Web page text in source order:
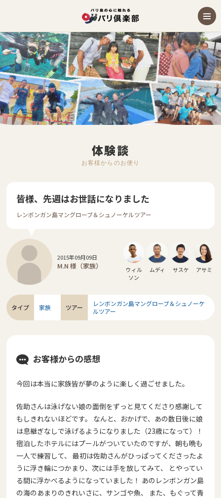
体験談
お客様からのお便り
皆様、先週はお世話になりました
レンボンガン島マングローブ＆シュノーケルツアー
2015年09月09日
M.N 様（家族）
ウィル
ソン
ムディ サスケ アサミ
タイプ 家族 ツアー
レンボンガン島マングローブ＆シュノーケ
ルツアー
お客様からの感想
今回は本当に家族皆が夢のように楽しく過ごせました。
佐助さんは泳げない娘の面倒をずっと見てくださり感謝して
もしきれないほどです。 なんと、おかげで、あの数日後に娘
は息継ぎなしで泳げるようになりました（23歳になって）！
宿泊したホテルにはプールがついていたのですが、朝も晩も
一人で練習して、 最初は佐助さんがひっぱってくださったよ
うに浮き輪につかまり、次には手を放してみて、 とやってい
る間に浮かべるようになっていました！ あのレンボンガン島
の海のあまりのきれいさに、サンゴや魚、 また、もぐって青